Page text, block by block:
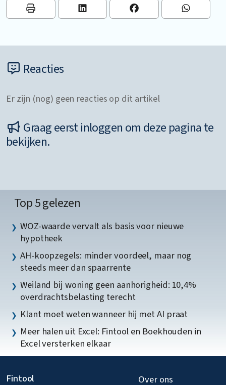
Reacties
Er zijn (nog) geen reacties op dit artikel
Graag eerst inloggen om deze pagina te
bekijken.
Top 5 gelezen
WOZ-waarde vervalt als basis voor nieuwe
hypotheek
AH-koopzegels: minder voordeel, maar nog
steeds meer dan spaarrente
Weiland bij woning geen aanhorigheid: 10,4%
overdrachtsbelasting terecht
Klant moet weten wanneer hij met AI praat
Meer halen uit Excel: Fintool en Boekhouden in
Excel versterken elkaar
Fintool
Over ons